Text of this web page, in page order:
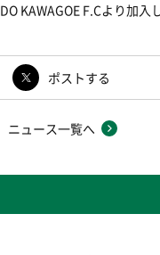
KAWAGOE F.Cより加入
ポストする
ニュース一覧へ